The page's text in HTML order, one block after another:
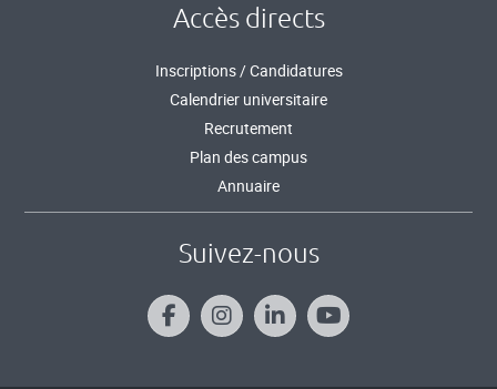
Accès directs
Inscriptions / Candidatures
Calendrier universitaire
Recrutement
Plan des campus
Annuaire
Suivez-nous